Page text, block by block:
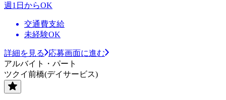
週1日からOK
交通費支給
未経験OK
詳細を見る
応募画面に進む
アルバイト・パート
ツクイ前橋(デイサービス)